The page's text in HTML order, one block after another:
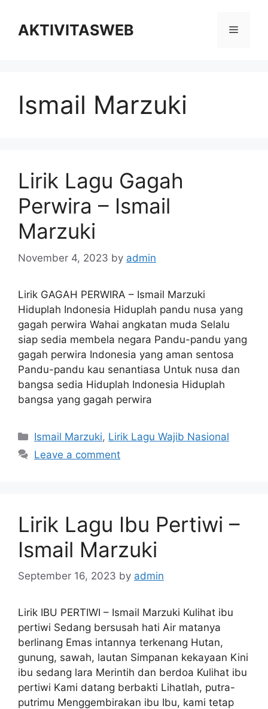
contentAKTIVITASWEB Menu
Ismail Marzuki
Lirik Lagu Gagah
Perwira – Ismail
Marzuki
November 4, 2023 by admin
Lirik GAGAH PERWIRA – Ismail Marzuki
Hiduplah Indonesia Hiduplah pandu nusa yang
gagah perwira Wahai angkatan muda Selalu
siap sedia membela negara Pandu-pandu yang
gagah perwira Indonesia yang aman sentosa
Pandu-pandu kau senantiasa Untuk nusa dan
bangsa sedia Hiduplah Indonesia Hiduplah
bangsa yang gagah perwira
Categories
Ismail Marzuki, Lirik Lagu Wajib Nasional
Leave a comment
Lirik Lagu Ibu Pertiwi –
Ismail Marzuki
September 16, 2023 by admin
Lirik IBU PERTIWI – Ismail Marzuki Kulihat ibu
pertiwi Sedang bersusah hati Air matanya
berlinang Emas intannya terkenang Hutan,
gunung, sawah, lautan Simpanan kekayaan Kini
ibu sedang lara Merintih dan berdoa Kulihat ibu
pertiwi Kami datang berbakti Lihatlah, putra-
putrimu Menggembirakan ibu Ibu, kami tetap